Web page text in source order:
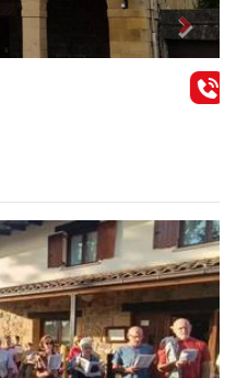
Next